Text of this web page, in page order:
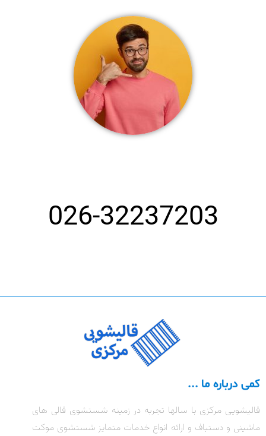
026-32237203
کمی درباره ما ...
قالیشویی مرکزی با سالها تجربه در زمینه شستشوی قالی های
ماشینی و دستباف و ارائه انواع خدمات متمایز شستشوی موکت